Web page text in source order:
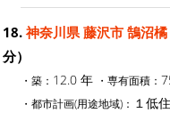
18. 神奈川県 藤沢市 鵠沼橘
分）
・築： 12.0 年 ・専有面積：
・都市計画(用途地域)： １低